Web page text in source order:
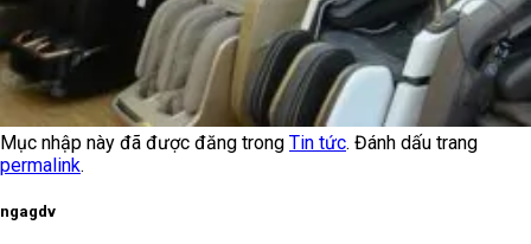
Mục nhập này đã được đăng trong Tin tức. Đánh dấu trang
permalink.
ngagdv